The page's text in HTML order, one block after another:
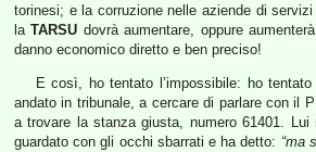
torinesi; e la corruzione nelle aziende di
laTARSU dovrà aumentare, oppure
danno economico diretto e ben preciso!
E così, ho tentato l’impossibile: ho
andato in tribunale, a cercare di parlare con il
a trovare la stanza giusta, numero 61401.
guardato con gli occhi sbarrati e ha detto: “ma